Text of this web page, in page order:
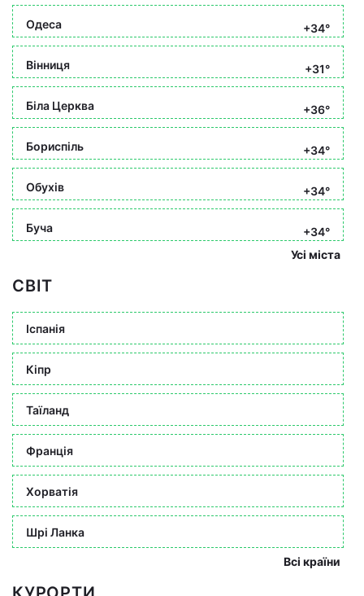
Одеса +34°
Вінниця +31°
Біла Церква +36°
Бориспіль +34°
Обухів +34°
Буча
+34°
Усі міста
СВІТ
Іспанія
Кіпр
Таїланд
Франція
Хорватія
Шрі Ланка
Всі країни